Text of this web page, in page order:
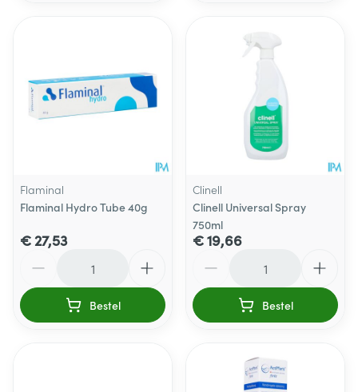
Flaminal
Flaminal Hydro Tube 40g
€ 27,53
Bestel
Clinell
Clinell Universal Spray
750ml
€ 19,66
Bestel